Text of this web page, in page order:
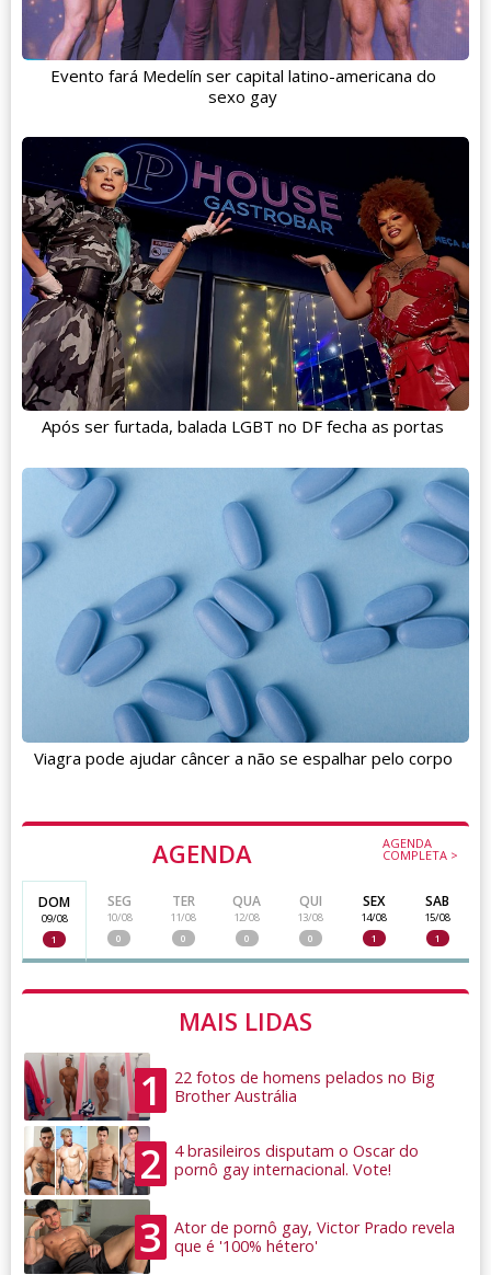
AGENDA AGENDA
COMPLETA >
DOM
09/08
1
SEG
10/08
0
TER
11/08
0
QUA
12/08
0
QUI
13/08
0
SEX
14/08
1
SAB
15/08
1
MAIS LIDAS
1
22 fotos de homens pelados no Big
Brother Austrália
2
4 brasileiros disputam o Oscar do
pornô gay internacional. Vote!
3
Ator de pornô gay, Victor Prado revela
que é '100% hétero'
Evento fará Medelín ser capital latino-americana do
sexo gay
Após ser furtada, balada LGBT no DF fecha as portas
Viagra pode ajudar câncer a não se espalhar pelo corpo